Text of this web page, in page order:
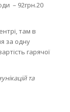
– 92грн.20
там в
за одну
гарячої
та